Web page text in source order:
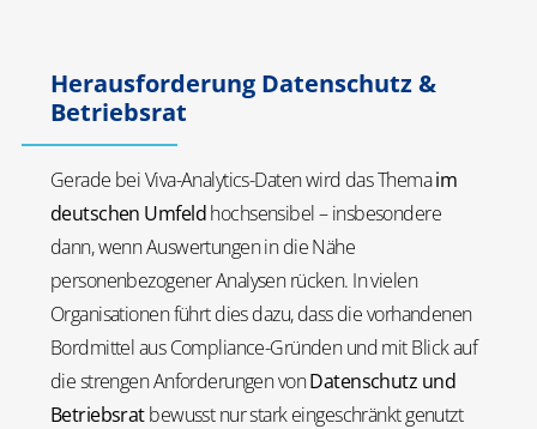
Herausforderung Datenschutz &
Betriebsrat
Gerade bei Viva-Analytics-Daten wird das Themaim
deutschen Umfeldhochsensibel – insbesondere
dann, wenn Auswertungen in die Nähe
personenbezogener Analysen rücken. In vielen
Organisationen führt dies dazu, dass die vorhandenen
Bordmittel aus Compliance-Gründen und mit Blick auf
die strengen Anforderungen vonDatenschutz und
Betriebsratbewusst nur stark eingeschränkt genutzt